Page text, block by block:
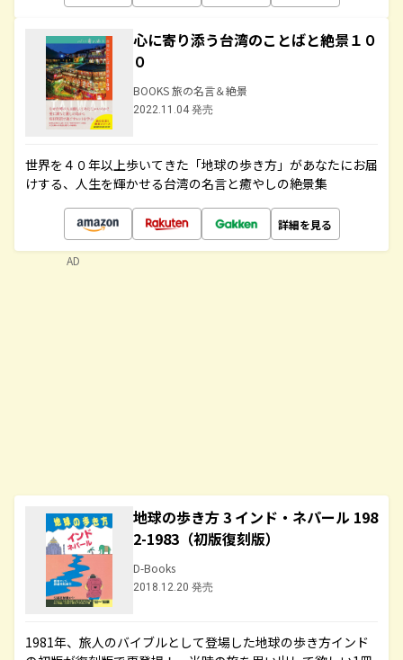
心に寄り添う台湾のことばと絶景１０
０
BOOKS 旅の名言＆絶景
2022.11.04 発売
世界を４０年以上歩いてきた「地球の歩き方」があなたにお届
けする、人生を輝かせる台湾の名言と癒やしの絶景集
詳細を見る
地球の歩き方 3 インド・ネパール 198
2-1983（初版復刻版）
D-Books
2018.12.20 発売
1981年、旅人のバイブルとして登場した地球の歩き方インド
AD